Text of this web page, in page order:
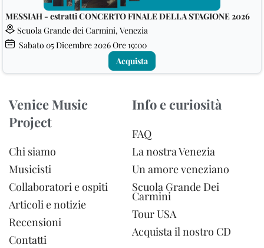
MESSIAH - estratti CONCERTO FINALE DELLA STAGIONE 2026
Scuola Grande dei Carmini, Venezia
Sabato 05Dicembre 2026Ore 19:00
Acquista
Venice Music
Project
Chi siamo
Musicisti
Collaboratori e ospiti
Articoli e notizie
Recensioni
Contatti
Info e curiosità
FAQ
La nostra Venezia
Un amore veneziano
Scuola Grande Dei
Carmini
Tour USA
Acquista il nostro CD